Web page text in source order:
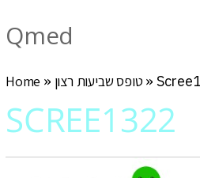
Qmed
Home » טופס שביעות רצון »
SCREE1322